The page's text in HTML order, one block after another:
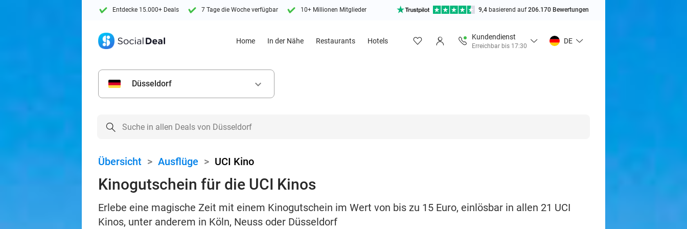
Entdecke 15.000+ Deals 7 Tage die Woche verfügbar 10+ Millionen Mitglieder 9,4 basierend auf206.170 Bewertungen
Home In der Nähe Restaurants Hotels
Kundendienst
Erreichbar bis 17:30
DE
Düsseldorf keyboard_arrow_down
Übersicht > Ausflüge > UCI Kino
Kinogutschein für die UCI Kinos
Erlebe eine magische Zeit mit einem Kinogutschein im Wert von bis zu 15 Euro, einlösbar in allen 21 UCI
Kinos, unter anderem in Köln, Neuss oder Düsseldorf